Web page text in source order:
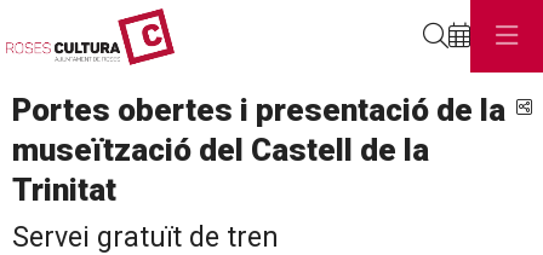
Portes obertes i presentació de la
museïtzació del Castell de la
Trinitat
Servei gratuït de tren